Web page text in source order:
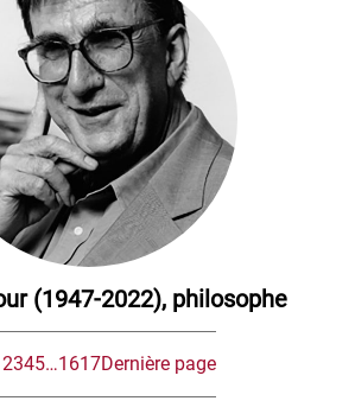
(1947-2022), philosophe
2345…1617Dernière page